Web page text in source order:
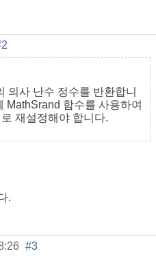
의사 난수 정수를 반환합니
MathSrand 함수를 사용하여
재설정해야 합니다.
.
#3